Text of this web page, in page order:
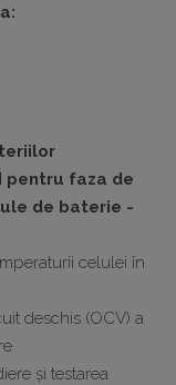
faza de
de baterie -
celulei în
(OCV) a
și testarea